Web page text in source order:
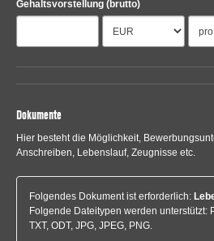
Gehaltsvorstellung (brutto)
Dokumente
Hier besteht die Möglichkeit,
Anschreiben, Lebenslauf, Zeugnisse etc.
Folgendes Dokument ist erforderlich:
Folgende Dateitypen werden unterstützt:
TXT, ODT, JPG, JPEG, PNG.